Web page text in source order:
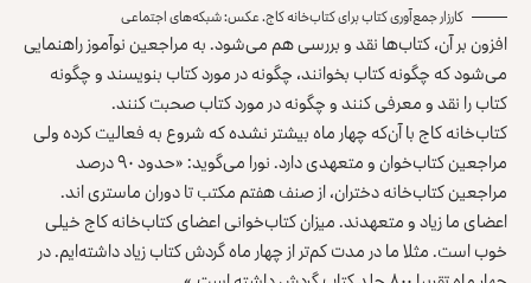
کارزار جمع‌آوری کتاب برای کتاب‌خانه کاج. عکس: شبکه‌های اجتماعی
افزون بر آن، کتاب‌ها نقد و بررسی هم می‌شود. به مراجعین نوآموز راهنمایی
می‌شود که چگونه کتاب بخوانند، چگونه در مورد کتاب بنویسند و چگونه
کتاب را نقد و معرفی کنند و چگونه در مورد کتاب صحبت کنند.
کتاب‌خانه‌ کاج با آن‌که چهار ماه بیشتر نشده که شروع به فعالیت کرده ولی
مراجعین کتاب‌خوان و متعهدی دارد. نورا می‌گوید: «حدود ۹۰ درصد
مراجعین کتاب‌خانه‌ دختران، از صنف هفتم مکتب تا دوران ماستری‌ اند.
اعضای ما زیاد و متعهدند. میزان کتاب‌خوانی اعضای کتاب‌خانه‌ کاج خیلی
خوب است. مثلا ما در مدت کم‌تر از چهار ماه گردش کتاب زیاد داشته‌ایم. در